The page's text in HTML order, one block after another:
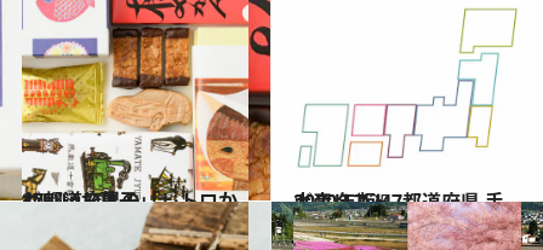
2021.4.7
47都道府県の「レトロかわいいお菓子」
グルメ 2020.12.25
2020年版 47都道府県 手土産リスト
グルメ